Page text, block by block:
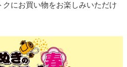
にお買い物をお楽しみいただけ